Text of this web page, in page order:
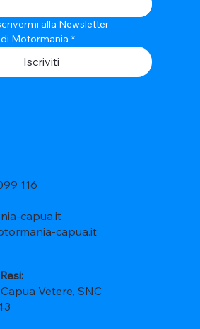
116
capua.it
capua.it
Vetere, SNC
alla Newsletter
Motormania *
Iscriviti